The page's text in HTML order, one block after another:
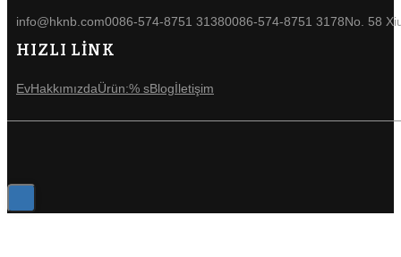
info@hknb.com0086-574-8751 31380086-574-8751 3178No. 58
HIZLI LİNK
EvHakkımızdaÜrün:% sBlogİletişim